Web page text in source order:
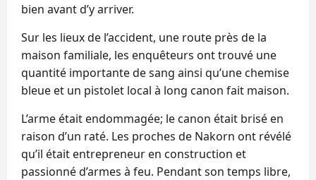
bien avant d’y arriver.
Sur les lieux de l’accident, une route près de la
maison familiale, les enquêteurs ont trouvé une
quantité importante de sang ainsi qu’une chemise
bleue et un pistolet local à long canon fait maison.
L’arme était endommagée; le canon était brisé en
raison d’un raté. Les proches de Nakorn ont révélé
qu’il était entrepreneur en construction et
passionné d’armes à feu. Pendant son temps libre,